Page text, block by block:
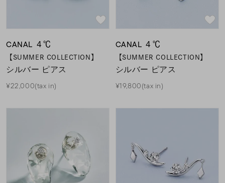
CANAL ４℃
【SUMMER COLLECTION】
シルバー ピアス
¥22,000(tax in)
CANAL ４℃
【SUMMER COLLECTION】
シルバー ピアス
¥19,800(tax in)